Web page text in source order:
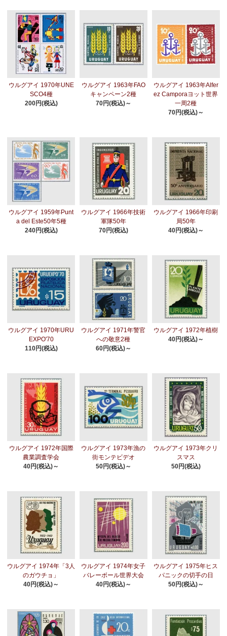
ウルグアイ 1970年UNE
SCO4種
200円(税込)
ウルグアイ 1963年FAO
キャンペーン2種
70円(税込)～
ウルグアイ 1963年Alfer
ez Camporaヨット世界
一周2種
70円(税込)～
ウルグアイ 1959年Punt
a del Este50年5種
240円(税込)
ウルグアイ 1966年技術
軍隊50年
70円(税込)
ウルグアイ 1966年印刷
局50年
40円(税込)～
ウルグアイ 1970年URU
EXPO'70
110円(税込)
ウルグアイ 1971年警官
への敬意2種
60円(税込)～
ウルグアイ 1972年植樹
40円(税込)～
ウルグアイ 1972年国際
農業調査学会
40円(税込)～
ウルグアイ 1973年漁の
街モンテビデオ
50円(税込)～
ウルグアイ 1973年クリ
スマス
50円(税込)
ウルグアイ 1974年「3人
のガウチョ」
40円(税込)～
ウルグアイ 1974年女子
バレーボール世界大会
40円(税込)～
ウルグアイ 1975年ヒス
パニックの切手の日
50円(税込)～